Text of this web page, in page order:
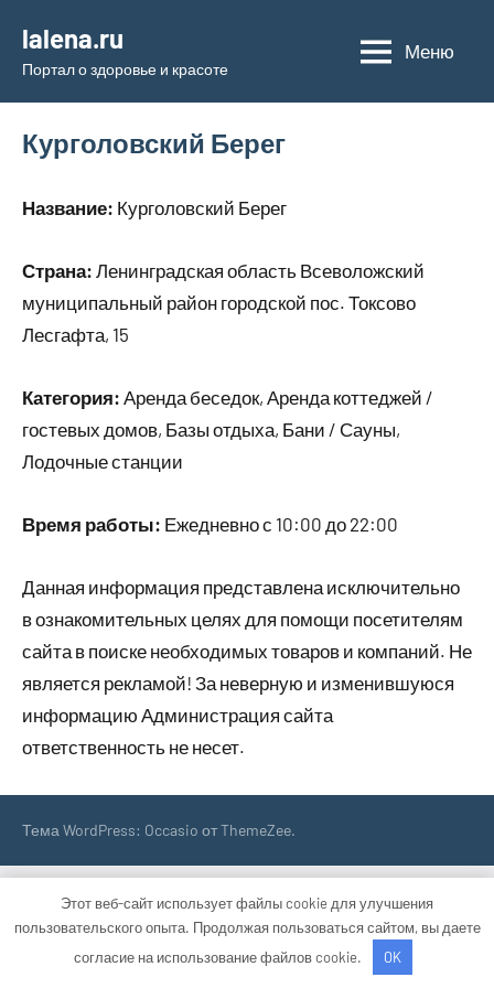
содержимому
lalena.ru
Портал о здоровье и красоте
Меню
Курголовский Берег
Название: Курголовский Берег
Страна: Ленинградская область Всеволожский
муниципальный район городской пос. Токсово
Лесгафта, 15
Категория: Аренда беседок, Аренда коттеджей /
гостевых домов, Базы отдыха, Бани / Сауны,
Лодочные станции
Время работы: Ежедневно с 10:00 до 22:00
Данная информация представлена исключительно
в ознакомительных целях для помощи посетителям
сайта в поиске необходимых товаров и компаний. Не
является рекламой! За неверную и изменившуюся
информацию Администрация сайта
ответственность не несет.
Тема WordPress: Occasio от ThemeZee.
Этот веб-сайт использует файлы cookie для улучшения
пользовательского опыта. Продолжая пользоваться сайтом, вы даете
согласие на использование файлов cookie.
OK